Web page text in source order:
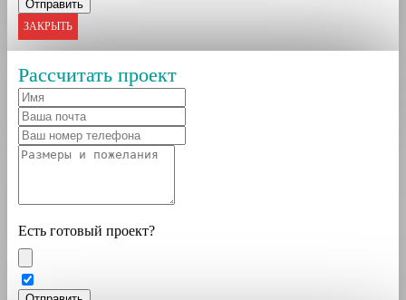
ЗАКРЫТЬ
Рассчитать проект
Есть готовый проект?